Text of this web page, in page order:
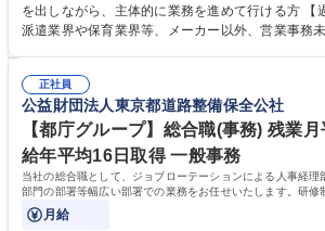
て業務を覚えていただくことが可能です。業務シ
れているため、スムーズに仕事に慣れることがで
常に改善を目指す風土のため、安心して業務に取
募集職種 【大阪・京都・滋賀】営業事務 ※未経験可
を出しながら、主体的に業務を進めて行ける方 【
派遣業界や保育業界等、メーカー以外、営業事務
により、キーエンスの付加価値向上に貢献します
えて、お客様や社員の状況に合わせ、能動的なサ
待され。組織を支えるスペシャリストとして、チ
社員から頼られる存在になることができます。平
務の持ち帰りも禁止されており、メリハリのある働
歴・資格 学歴：大学院 大学 高専 短大 語学力： 資
正社員
公益財団法人東京都道路整備保全公社
【都庁グループ】総合職(事務) 残業
給年平均16日取得 一般事務
当社の総合職として、ジョブローテーションによる人事経理
部門の部署等幅広い部署での業務をお任せいたします。研修
ております！ ※下記業務詳細
月給